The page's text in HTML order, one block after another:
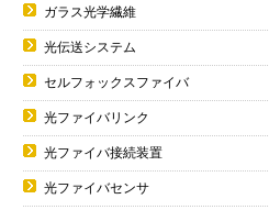
ガラス光学繊維
光伝送システム
セルフォックスファイバ
光ファイバリンク
光ファイバ接続装置
光ファイバセンサ